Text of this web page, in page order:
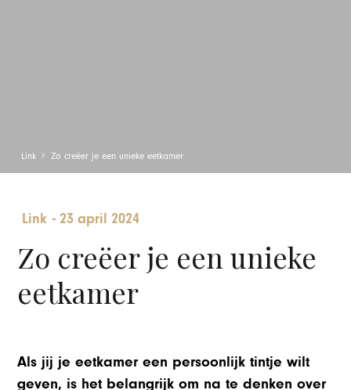
Link Zo creëer je een unieke eetkamer
Link -23 april 2024
Zo creëer je een unieke
eetkamer
Als jij je eetkamer een persoonlijk tintje wilt
geven, is het belangrijk om na te denken over